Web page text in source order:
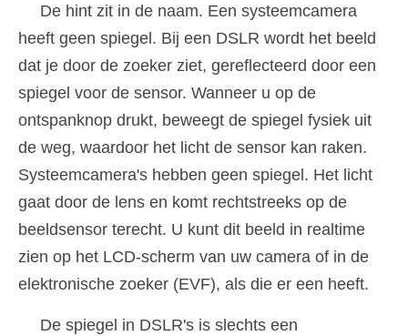
De hint zit in de naam. Een systeemcamera
heeft geen spiegel. Bij een DSLR wordt het beeld
dat je door de zoeker ziet, gereflecteerd door een
spiegel voor de sensor. Wanneer u op de
ontspanknop drukt, beweegt de spiegel fysiek uit
de weg, waardoor het licht de sensor kan raken.
Systeemcamera's hebben geen spiegel. Het licht
gaat door de lens en komt rechtstreeks op de
beeldsensor terecht. U kunt dit beeld in realtime
zien op het LCD-scherm van uw camera of in de
elektronische zoeker (EVF), als die er een heeft.
De spiegel in DSLR's is slechts een